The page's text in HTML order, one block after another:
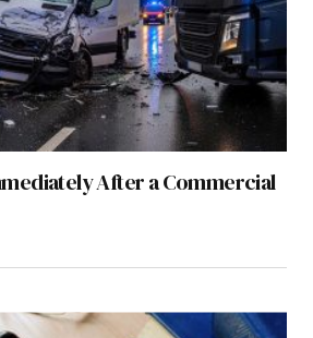
After a Commercial